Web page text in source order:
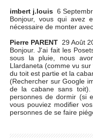
imbert j.louis 6
Bonjour, vous qui avez
nécessaire de monter
Pierre PARENT 29 Août
Bonjour. J'ai fait les
sous la pluie, nous
Llardaneta (comme vu
du toit est partie et la
(Rechercher sur Google
de la cabane sans
personnes de dormir (si
vous pouviez modifier
personnes de se faire